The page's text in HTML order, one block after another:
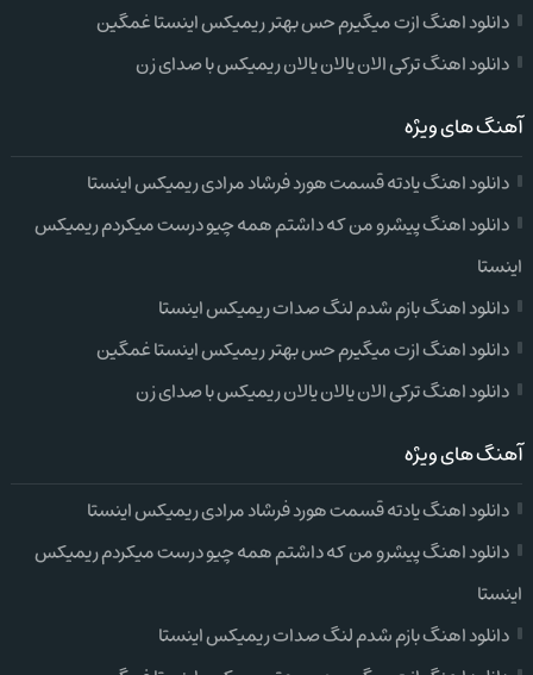
دانلود اهنگ ازت میگیرم حس بهتر ریمیکس اینستا غمگین
دانلود اهنگ ترکی الان یالان یالان ریمیکس با صدای زن
آهنگ های ویژه
دانلود اهنگ یادته قسمت هورد فرشاد مرادی ریمیکس اینستا
دانلود اهنگ پیشرو من که داشتم همه چیو درست میکردم ریمیکس
اینستا
دانلود اهنگ بازم شدم لنگ صدات ریمیکس اینستا
دانلود اهنگ ازت میگیرم حس بهتر ریمیکس اینستا غمگین
دانلود اهنگ ترکی الان یالان یالان ریمیکس با صدای زن
آهنگ های ویژه
دانلود اهنگ یادته قسمت هورد فرشاد مرادی ریمیکس اینستا
دانلود اهنگ پیشرو من که داشتم همه چیو درست میکردم ریمیکس
اینستا
دانلود اهنگ بازم شدم لنگ صدات ریمیکس اینستا